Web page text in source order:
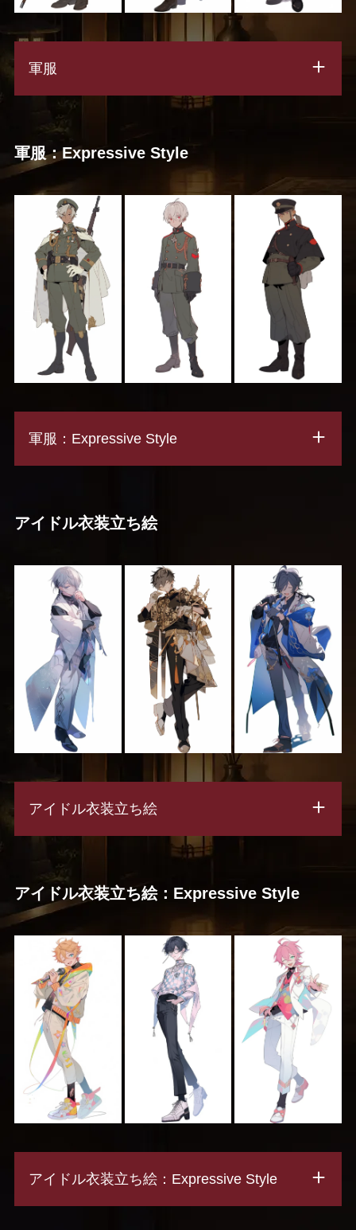
軍服
軍服：Expressive Style
軍服：Expressive Style
アイドル衣装立ち絵
アイドル衣装立ち絵
アイドル衣装立ち絵：Expressive Style
アイドル衣装立ち絵：Expressive Style